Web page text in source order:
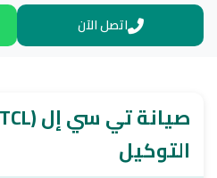
اتصل الآن
التوكيل